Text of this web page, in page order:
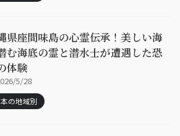
県座間味島の心霊伝承！美しい海
む海底の霊と潜水士が遭遇した恐
体験
5/28
の地域別